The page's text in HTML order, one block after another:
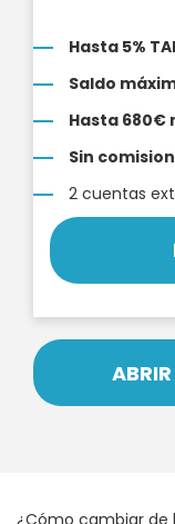
Hasta 5%
Saldo
Hasta 680€
Sin
2 cuentas
¿Cómo cambiar de